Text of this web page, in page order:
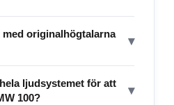
originalhögtalarna
▾
ljudsystemet för att
100?
▾